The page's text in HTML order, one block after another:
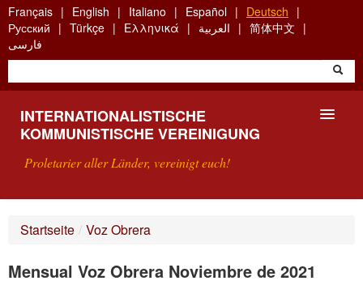
Skip
to
main
content
Français English Italiano Español
Deutsch
Русский
Türkçe Ελληνικά العربية
简体中文
فارسی
INTERNATIONALISTISCHE
KOMMUNISTISCHE VEREINIGUNG
Proletarier aller Länder, vereinigt euch!
Startseite / Voz Obrera
Mensual Voz Obrera Noviembre de 2021